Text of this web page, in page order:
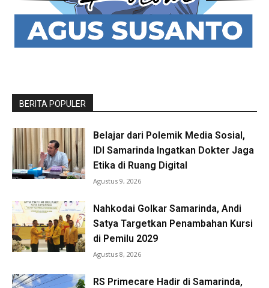
BERITA POPULER
Belajar dari Polemik Media Sosial,
IDI Samarinda Ingatkan Dokter Jaga
Etika di Ruang Digital
Agustus 9, 2026
Nahkodai Golkar Samarinda, Andi
Satya Targetkan Penambahan Kursi
di Pemilu 2029
Agustus 8, 2026
RS Primecare Hadir di Samarinda,